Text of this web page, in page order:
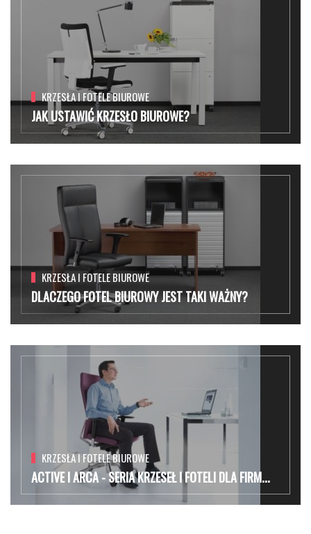
KRZESŁA I FOTELE BIUROWE
JAK USTAWIĆ KRZESŁO BIUROWE?
KRZESŁA I FOTELE BIUROWE
DLACZEGO FOTEL BIUROWY JEST TAKI WAŻNY?
KRZESŁA I FOTELE BIUROWE
ACTIVE I ARCA - SERIA KRZESEŁ I FOTELI DLA FIRM...